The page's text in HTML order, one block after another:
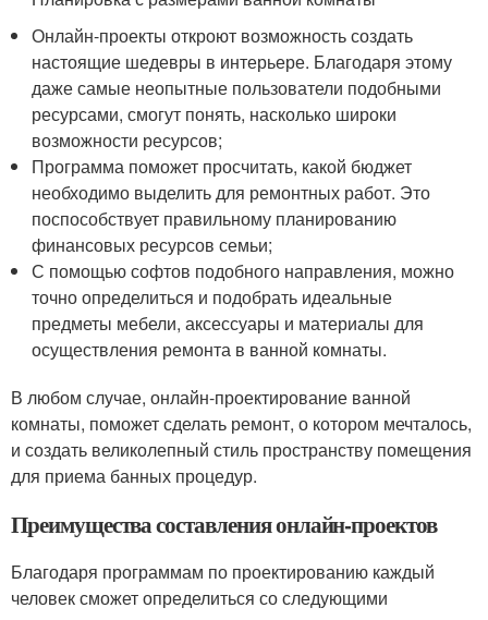
Онлайн-проекты откроют возможность создать
настоящие шедевры в интерьере. Благодаря этому
даже самые неопытные пользователи подобными
ресурсами, смогут понять, насколько широки
возможности ресурсов;
Программа поможет просчитать, какой бюджет
необходимо выделить для ремонтных работ. Это
поспособствует правильному планированию
финансовых ресурсов семьи;
С помощью софтов подобного направления, можно
точно определиться и подобрать идеальные
предметы мебели, аксессуары и материалы для
осуществления ремонта в ванной комнаты.
В любом случае, онлайн-проектирование ванной
комнаты, поможет сделать ремонт, о котором мечталось,
и создать великолепный стиль пространству помещения
для приема банных процедур.
Преимущества составления онлайн-проектов
Благодаря программам по проектированию каждый
человек сможет определиться со следующими